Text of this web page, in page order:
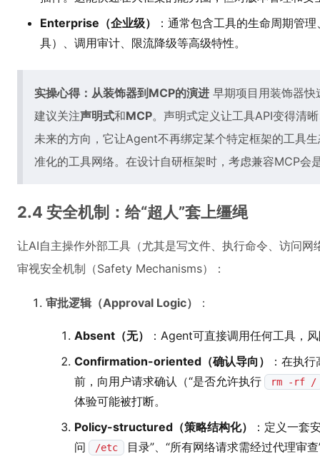
Enterprise（企业级）
：通常包含工具的生命周期管
具）、调用审计、限流降级等高级特性。
实操心得：从装饰器到MCP的演进 早期项目用装饰器
建议关注声明式和MCP。声明式定义让工具API变得清
未来的方向，它让Agent不再绑定某个特定框架的工具
准化的工具网络。在设计自研框架时，考虑兼容MCP会
2.4 安全机制：给“超人”套上缰绳
让AI自主操作外部工具（尤其是写文件、执行命令、访问
审视安全机制（Safety Mechanisms）：
审批逻辑（Approval Logic） ：
Absent（无）
：Agent可直接调用任何工具，
Confirmation-oriented（确认导向）
：在执
前，向用户请求确认（“是否允许执行
rm -rf /
体验可能被打断。
Policy-structured（策略结构化）
：定义一套
问
/etc
目录”、“所有网络请求需经过代理审